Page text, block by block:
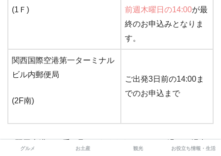
(1Ｆ)
前週木曜日の14:00が最
終のお申込みとなりま
す。
関西国際空港第一ターミナル
ビル内郵便局
(2F南)
ご出発3日前の14:00ま
でのお申込まで
グルメ お土産 観光 お役立ち情報・生活